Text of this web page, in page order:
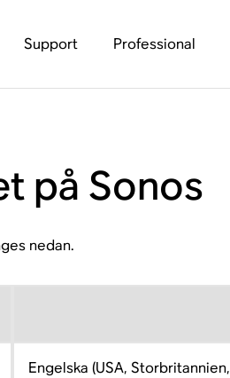
Support Professional
på Sonos
nedan.
Engelska (USA, Storbritannien,